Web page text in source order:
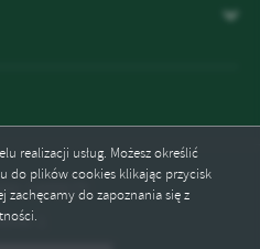
realizacji usług. Możesz określić
do plików cookies klikając przycisk
zachęcamy do zapoznania się z
1449679
1